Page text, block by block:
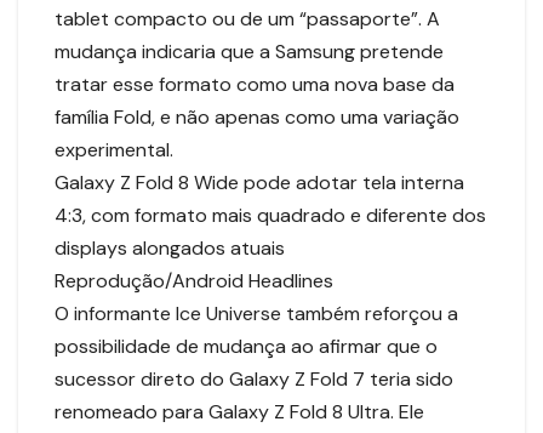
tablet compacto ou de um “passaporte”. A
mudança indicaria que a Samsung pretende
tratar esse formato como uma nova base da
família Fold, e não apenas como uma variação
experimental.
Galaxy Z Fold 8 Wide pode adotar tela interna
4:3, com formato mais quadrado e diferente dos
displays alongados atuais
Reprodução/Android Headlines
O informante Ice Universe também reforçou a
possibilidade de mudança ao afirmar que o
sucessor direto do Galaxy Z Fold 7 teria sido
renomeado para Galaxy Z Fold 8 Ultra. Ele